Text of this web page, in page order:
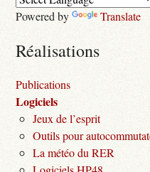
Powered by Translate
Réalisations
Publications
Logiciels
Jeux de l’esprit
Outils pour
La météo du RER